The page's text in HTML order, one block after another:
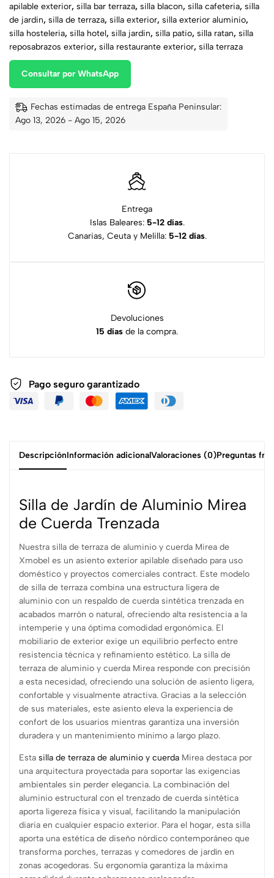
apilable exterior, silla bar terraza, silla blacon, silla cafeteria, silla
de jardin, silla de terraza, silla exterior, silla exterior aluminio,
silla hosteleria, silla hotel, silla jardin, silla patio, silla ratan, silla
reposabrazos exterior, silla restaurante exterior, silla terraza
Consultar por WhatsApp
Fechas estimadas de entrega España Peninsular:
Ago 13, 2026 - Ago 15, 2026
Entrega
Islas Baleares: 5-12 días.
Canarias, Ceuta y Melilla: 5-12 días.
Devoluciones
15 días de la compra.
Pago seguro garantizado
DescripciónInformación adicionalValoraciones (0)Preguntas
Silla de Jardín de Aluminio Mirea
de Cuerda Trenzada
Nuestra silla de terraza de aluminio y cuerda Mirea de
Xmobel es un asiento exterior apilable diseñado para uso
doméstico y proyectos comerciales contract. Este modelo
de silla de terraza combina una estructura ligera de
aluminio con un respaldo de cuerda sintética trenzada en
acabados marrón o natural, ofreciendo alta resistencia a la
intemperie y una óptima comodidad ergonómica. El
mobiliario de exterior exige un equilibrio perfecto entre
resistencia técnica y refinamiento estético. La silla de
terraza de aluminio y cuerda Mirea responde con precisión
a esta necesidad, ofreciendo una solución de asiento ligera,
confortable y visualmente atractiva. Gracias a la selección
de sus materiales, este asiento eleva la experiencia de
confort de los usuarios mientras garantiza una inversión
duradera y un mantenimiento mínimo a largo plazo.
Esta silla de terraza de aluminio y cuerda Mirea destaca por
una arquitectura proyectada para soportar las exigencias
ambientales sin perder elegancia. La combinación del
aluminio estructural con el trenzado de cuerda sintética
aporta ligereza física y visual, facilitando la manipulación
diaria en cualquier espacio exterior. Para el hogar, esta silla
aporta una estética de diseño nórdico contemporáneo que
transforma porches, terrazas y comedores de jardín en
zonas acogedoras. Su ergonomía garantiza la máxima